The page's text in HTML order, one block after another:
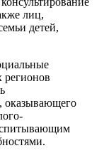
лиц,
детей,
регионов
оказывающего